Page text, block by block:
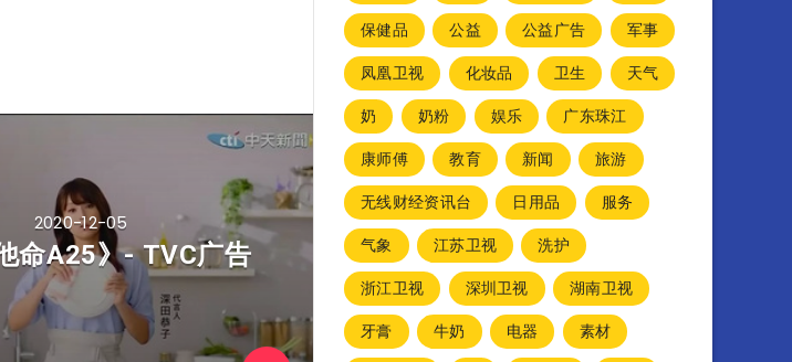
2020-12-05
命A25》- TVC广告
保健品
公益 公益广告
军事
凤凰卫视
化妆品 卫生
天气
奶
奶粉 娱乐
广东珠江
康师傅
教育 新闻
旅游
无线财经资讯台
日用品
服务
气象
江苏卫视
洗护
浙江卫视
深圳卫视
湖南卫视
牙膏
牛奶 电器
素材